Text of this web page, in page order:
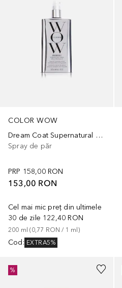
COLOR WOW
Dream Coat Supernatural Spray
Spray de păr
PRP 158,00 RON
153,00 RON
Cel mai mic preț din ultimele
30 de zile 122,40 RON
200 ml (0,77 RON / 1 ml )
Cod: EXTRA5%
%